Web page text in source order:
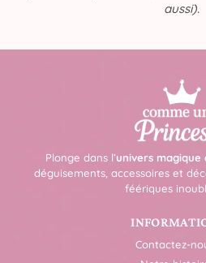
aussi).
Plonge dans l’univers magique
déguisements, accessoires et
féériques
Contactez-